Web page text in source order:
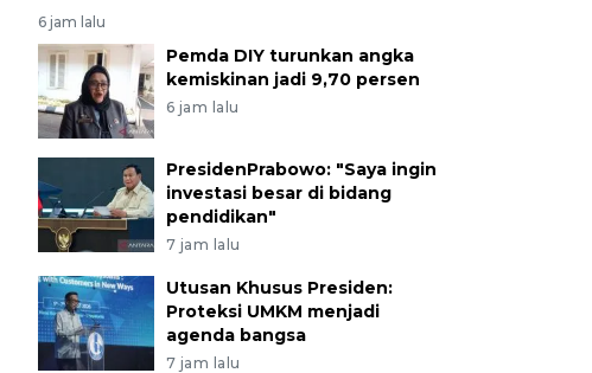
6 jam lalu
Pemda DIY turunkan angka
kemiskinan jadi 9,70 persen
6 jam lalu
PresidenPrabowo: "Saya ingin
investasi besar di bidang
pendidikan"
7 jam lalu
Utusan Khusus Presiden:
Proteksi UMKM menjadi
agenda bangsa
7 jam lalu